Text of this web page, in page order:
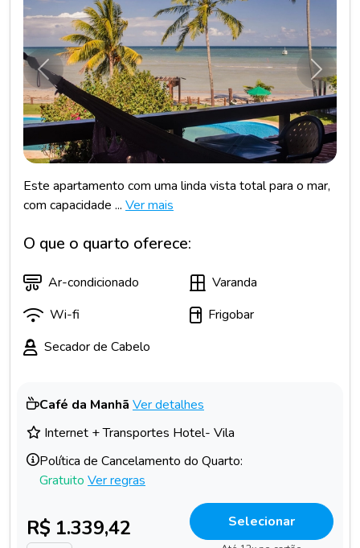
Anterior
Este apartamento com uma linda vista total para o mar,
com capacidade ... Ver mais
O que o quarto oferece:
Ar-condicionado
Varanda
Wi-fi
Frigobar
Secador de Cabelo
Café da Manhã Ver detalhes
Internet + Transportes Hotel- Vila
Política de Cancelamento do Quarto:
Gratuito Ver regras
R$ 1.339,42 Selecionar